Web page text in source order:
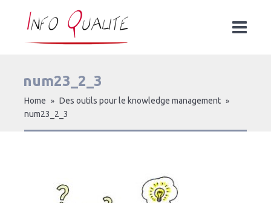
num23_2_3
Home » Des outils pour le knowledge management »
num23_2_3